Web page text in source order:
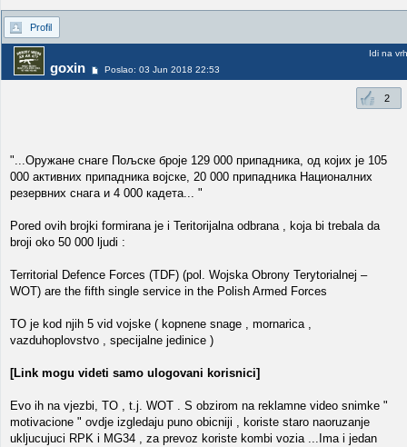
Profil
goxin Poslao: 03 Jun 2018 22:53
Idi na vrh
2
"...Оружане снаге Пољске броје 129 000 припадника, од којих је 105
000 активних припадника војске, 20 000 припадника Националних
резервних снага и 4 000 кадета... "
Pored ovih brojki formirana je i Teritorijalna odbrana , koja bi trebala da
broji oko 50 000 ljudi :
Territorial Defence Forces (TDF) (pol. Wojska Obrony Terytorialnej –
WOT) are the fifth single service in the Polish Armed Forces
TO je kod njih 5 vid vojske ( kopnene snage , mornarica ,
vazduhoplovstvo , specijalne jedinice )
[Link mogu videti samo ulogovani korisnici]
Evo ih na vjezbi, TO , t.j. WOT . S obzirom na reklamne video snimke "
motivacione " ovdje izgledaju puno obicniji , koriste staro naoruzanje
ukljucujuci RPK i MG34 , za prevoz koriste kombi vozia ...Ima i jedan